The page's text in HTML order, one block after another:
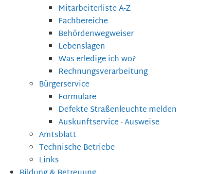
Mitarbeiterliste A-Z
Fachbereiche
Behördenwegweiser
Lebenslagen
Was erledige ich wo?
Rechnungsverarbeitung
Bürgerservice
Formulare
Defekte Straßenleuchte melden
Auskunftservice - Ausweise
Amtsblatt
Technische Betriebe
Links